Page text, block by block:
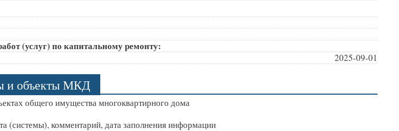
(услуг) по капитальному ремонту:
2025-09-01
и объекты МКД
общего имущества многоквартирного дома
(системы), комментарий, дата заполнения информации